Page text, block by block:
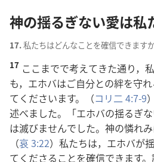
神の揺るぎない愛は私
17.私たちはどんなことを確信できます
17 ここまでで考えてきた通り， 私
も，エホバはご自分との絆を守
てくださいます。（コリ二 4:7-9）
述べました。「エホバの揺るぎ
は滅びませんでした。 神の憐れ
（哀 3:22） 私たちは，エホバが揺
てくださることを確信できます。